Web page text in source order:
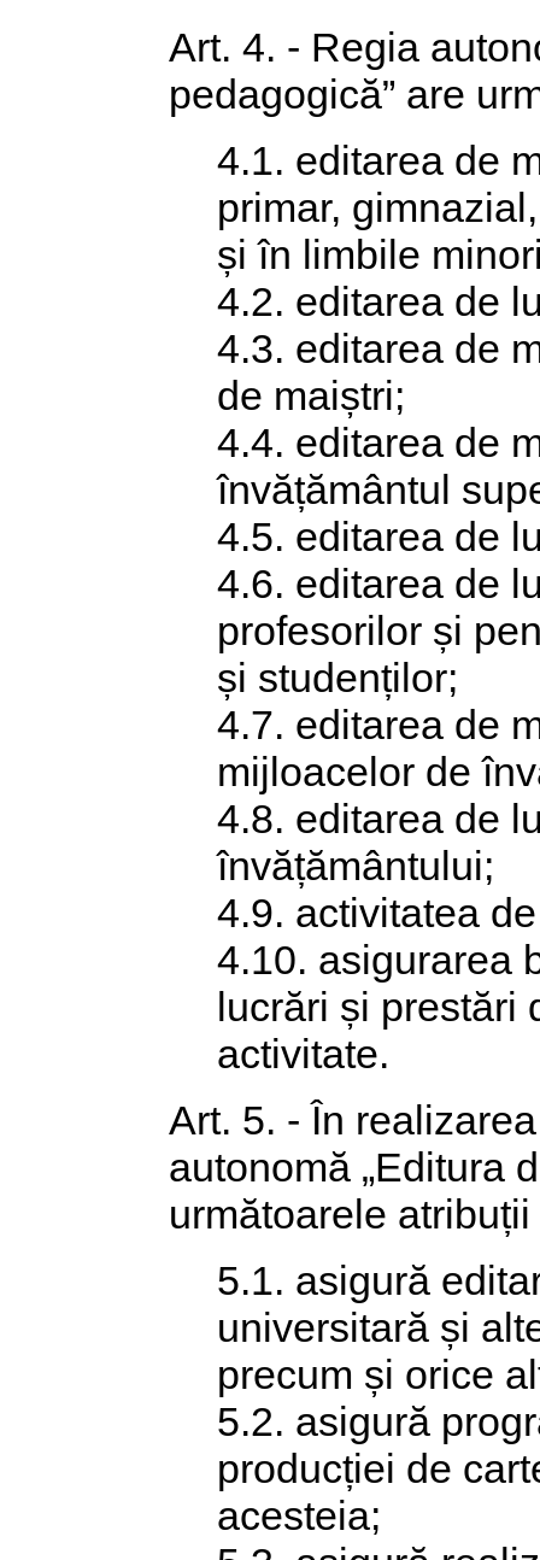
Art. 4. - Regia
pedagogică” are
4.1. editarea de
primar,
și în limbile
4.2. editarea de
4.3. editarea de
de maiștri;
4.4. editarea de
învățământul
4.5. editarea de
4.6. editarea de
profesorilor și
și studenților;
4.7. editarea de
mijloacelor de
4.8. editarea de
învățământului;
4.9. activitatea
4.10. asigurarea
lucrări și prestări
activitate.
Art. 5. - În
autonomă „Editura
următoarele
5.1. asigură
universitară și
precum și orice
5.2. asigură
producției de
acesteia;